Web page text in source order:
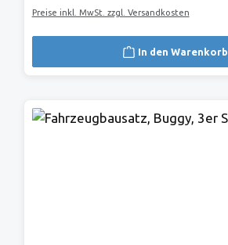
Preise inkl. MwSt. zzgl. Versandkosten
In den Warenkorb